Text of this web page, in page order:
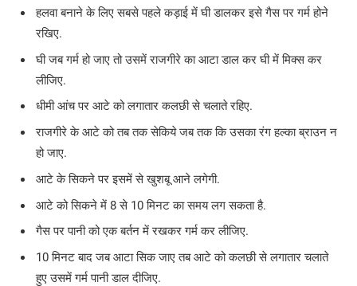
हलवा बनाने के लिए सबसे पहले कड़ाई में घी डालकर इसे गैस पर गर्म होने
रखिए.
घी जब गर्म हो जाए तो उसमें राजगीरे का आटा डाल कर घी में मिक्स कर
लीजिए.
धीमी आंच पर आटे को लगातार कलछी से चलाते रहिए.
राजगीरे के आटे को तब तक सेकिये जब तक कि उसका रंग हल्का ब्राउन न
हो जाए.
आटे के सिकने पर इसमें से खुशबू आने लगेगी.
आटे को सिकने में 8 से 10 मिनट का समय लग सकता है.
गैस पर पानी को एक बर्तन में रखकर गर्म कर लीजिए.
10 मिनट बाद जब आटा सिक जाए तब आटे को कलछी से लगातार चलाते
हुए उसमें गर्म पानी डाल दीजिए.